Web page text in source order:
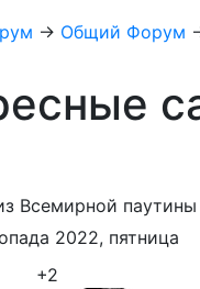
→ Общий Форум
Всемирной
2022, пятница
+2